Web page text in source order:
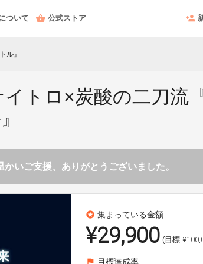
ついて 公式ストア
ル』
トロ×炭酸の二刀流
いご支援、ありがとうございました。
stars 集まっている金額
¥29,900 (目標
flag 目標達成率